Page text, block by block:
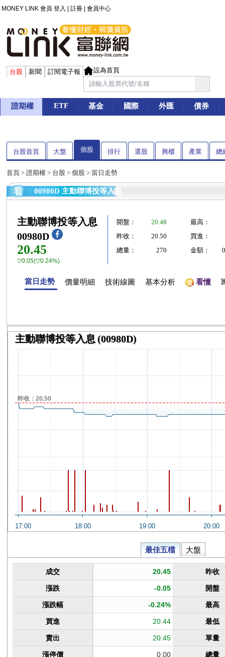
MONEY LINK 會員 登入 註冊 會員中心
台股 新聞 訂閱電子報 設為首頁
證期權 ETF 基金 國際 外匯 債券
台股首頁 大盤 個股 排行 選股 興櫃 產業 總
首頁 > 證期權 > 台股 > 個股 > 當日走勢
00980D 主動聯博投等入息
主動聯博投等入息
00980D
20.45
▽0.05(▽0.24%)
開盤： 20.48
最高：
昨收：
20.50
買進：
總量：
270 金額：
當日走勢 價量明細 技術線圖 基本分析 看懂